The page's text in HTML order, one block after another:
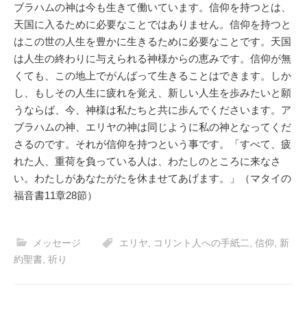
ブラハムの神は今も生きて働いています。信仰を持つとは、
天国に入るために必要なことではありません。信仰を持つと
はこの世の人生を豊かに生きるために必要なことです。天国
は人生の終わりに与えられる神様からの恵みです。信仰が無
くても、この地上でがんばって生きることはできます。しか
し、もしその人生に疲れを覚え、新しい人生を歩みたいと願
うならば、今、神様は私たちと共に歩んでくださいます。ア
ブラハムの神、エリヤの神は同じように私の神となってくだ
さるのです。それが信仰を持つという事です。「すべて、疲
れた人、重荷を負っている人は、わたしのところに来なさ
い。わたしがあなたがたを休ませてあげます。」（マタイの
福音書11章28節）
メッセージ エリヤ コリント人への手紙二 信仰
新
約聖書, 祈り